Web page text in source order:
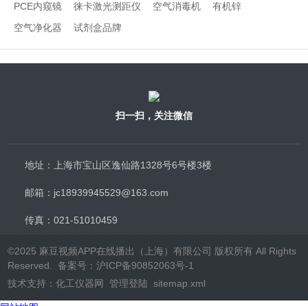
PCE内窥镜
徕卡激光测距仪 空气消毒机
有机锌
空气净化器
试剂盒品牌
扫一扫，关注微信
地址：上海市宝山区逸仙路1328号6号楼3楼
邮箱：jc18939945529@163.com
传真：021-51010459
©2025 麻豆视频APP在线播出（上海）有限公司 版权所有 All Rights
Reserved. 备案号：沪ICP备90852063号-1
技术支持：化工仪器网 管理登陆 sitemap.xml